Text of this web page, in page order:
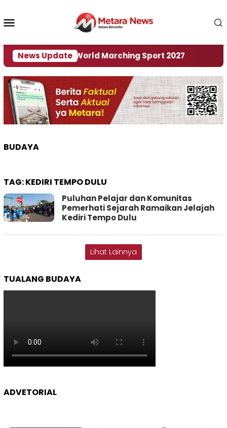
konten
News Update
Rumah World Marching Sport 2027
BUDAYA
TAG:KEDIRI TEMPO DULU
Puluhan Pelajar dan Komunitas
Pemerhati Sejarah Ramaikan Jelajah
Kediri Tempo Dulu
Lihat Lainnya
TUALANG BUDAYA
ADVETORIAL